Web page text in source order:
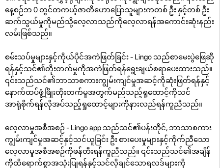
နေ့စဉ်ဘ 0 တွင်တကယ့်ဇာတိဟောပြောသူများကတစ် ဦး နှင့်တစ် ဦး
ဆက်သွယ်မှုကိုမည်သို့လေ့လာသည်ကိုလေ့လာရန်အကောင်းဆုံးနည်း
လမ်းဖြစ်သည်။
စမ်းသပ်မှုများနှင့်ကိုယ်ပိုင်အကဲဖြတ်ခြင်း - Lingo သည်စာမေးပွဲဖြေဆို
ရန်နှင့်သင်၏တိုးတက်မှုကိုအကဲဖြတ်ရန်ရွေးချယ်စရာပေးထားသည်။
၎င်းသည်သင်၏ဘာသာစကားကျွမ်းကျင်မှုအဆင့်ကိုဆုံးဖြတ်ရန်နှင့်
နောက်ထပ်ဖွံ့ဖြိုးတိုးတက်မှုအတွက်မည်သည့်ရှုထောင့်ကိုသင်
အာရုံစိုက်ရန်လိုအပ်သည့်ရှုထောင့်များကိုနားလည်ရန်ကူညီသည်။
လေ့လာမှုအစီအစဉ် - Lingo app သည်သင်၏ပန်းတိုင်, ဘာသာစကား
ကျွမ်းကျင်မှုအဆင့်နှင့်သင်ယူခြင်း ဦး စားပေးမှုများနှင့်ကိုက်ညီသော
လေ့လာမှုအစီအစဉ်ကိုဖန်တီးရန်ကူညီသည်။ ၎င်းသည်သင်၏အချိန်
ကိုထိရောက်စွာအသုံးပြုရန်နှင့်သင်လိုချင်သောရလဒ်များကို